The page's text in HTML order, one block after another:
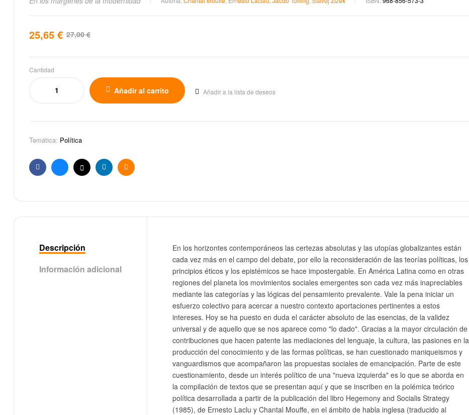
27,00€
25,65 €
Cantidad
Añadir al carrito Añadir a la lista de deseos
Temática: Política
FacebookBlueskyX LinkedinEmail
Descripción
Información adicional
En los horizontes contemporáneos las certezas absolutas y las utopías globalizantes están
cada vez más en el campo del debate, por ello la reconsideración de las teorías políticas, los
principios éticos y los epistémicos se hace impostergable. En América Latina como en otras
regiones del planeta los movimientos sociales emergentes son cada vez más inapreciables
mediante las categorías y las lógicas del pensamiento prevalente. Vale la pena iniciar un
esfuerzo colectivo para acercar a nuestro contexto aportaciones pertinentes a estos
intereses. Hoy se ha puesto en duda el carácter absoluto de las esencias, de la validez
universal y de aquello que se nos aparece como "lo dado". Gracias a la mayor circulación de
contribuciones que hacen patente las mediaciones del lenguaje, la cultura, las pasiones en la
producción del conocimiento y de las formas políticas, se han cuestionado maniqueismos y
vanguardismos que acompañaron las propuestas sociales de emancipación. Parte de este
cuestionamiento, desde un interés político de una "nueva izquierda" es lo que se aborda en
la compilación de textos que se presentan aquí y que se inscriben en la polémica teórico
política desarrollada a partir de la publicación del libro Hegemony and Socialis Strategy
(1985), de Ernesto Laclu y Chantal Mouffe, en el ámbito de habla inglesa (traducido al